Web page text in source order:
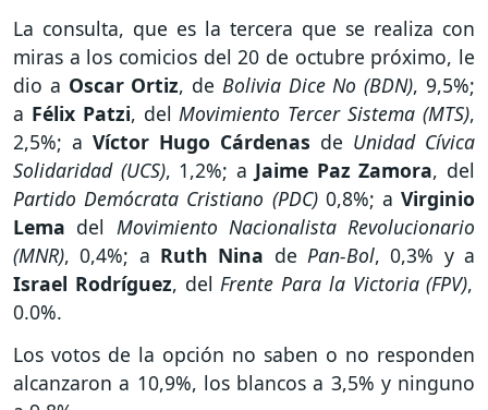
La consulta, que es la tercera que se realiza con
miras a los comicios del 20 de octubre próximo, le
dio a Oscar Ortiz, de Bolivia Dice No (BDN), 9,5%;
a Félix Patzi, del Movimiento Tercer Sistema (MTS),
2,5%; a Víctor Hugo Cárdenas de Unidad Cívica
Solidaridad (UCS), 1,2%; a Jaime Paz Zamora, del
Partido Demócrata Cristiano (PDC)0,8%; a Virginio
Lema del Movimiento Nacionalista Revolucionario
(MNR), 0,4%; a Ruth Nina de Pan-Bol, 0,3% y a
Israel Rodríguez, del Frente Para la Victoria (FPV),
0.0%.
Los votos de la opción no saben o no responden
alcanzaron a 10,9%, los blancos a 3,5% y ninguno